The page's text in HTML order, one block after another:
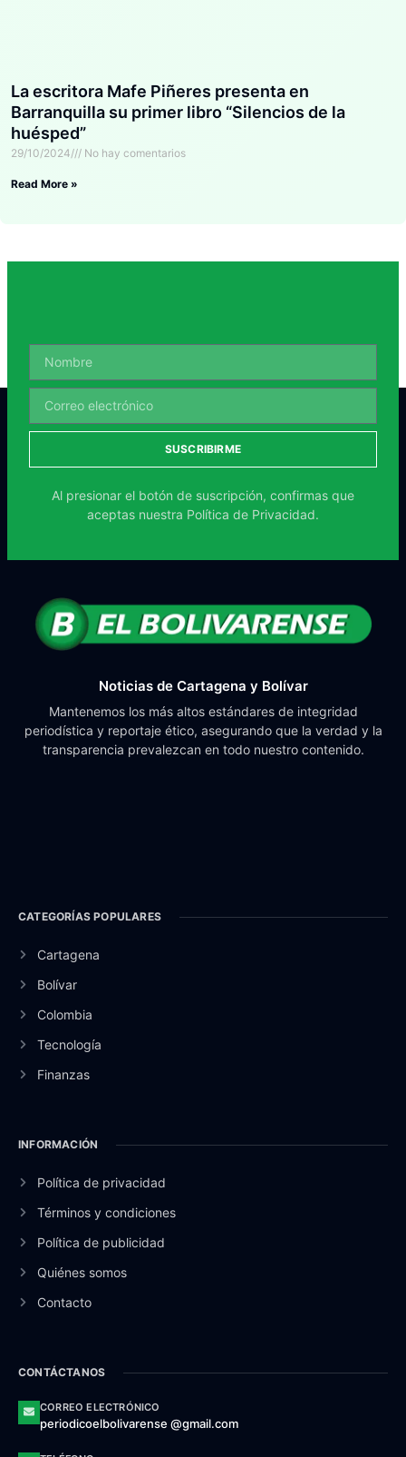
La escritora Mafe Piñeres presenta en
Barranquilla su primer libro “Silencios de la
huésped”
29/10/2024 No hay comentarios
Read More »
SUSCRIBIRME
Al presionar el botón de suscripción, confirmas que
aceptas nuestra Política de Privacidad.
Noticias de Cartagena y Bolívar
Mantenemos los más altos estándares de integridad
periodística y reportaje ético, asegurando que la verdad y la
transparencia prevalezcan en todo nuestro contenido.
CATEGORÍAS POPULARES
Cartagena
Bolívar
Colombia
Tecnología
Finanzas
INFORMACIÓN
Política de privacidad
Términos y condiciones
Política de publicidad
Quiénes somos
Contacto
CONTÁCTANOS
CORREO ELECTRÓNICO
periodicoelbolivarense @gmail.com